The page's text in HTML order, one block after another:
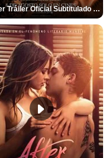
Primer Tráiler Oficial Subtitulado de 'La Muerte de Robin Hood'